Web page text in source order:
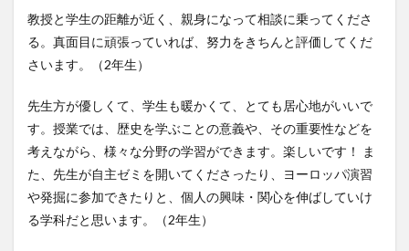
教授と学生の距離が近く、親身になって相談に乗ってくださ
る。真面目に頑張っていれば、努力をきちんと評価してくだ
さいます。（2年生）
先生方が優しくて、学生も暖かくて、とても居心地がいいで
す。授業では、歴史を学ぶことの意義や、その重要性などを
考えながら、様々な分野の学習ができます。楽しいです！ ま
た、先生が自主ゼミを開いてくださったり、ヨーロッパ演習
や発掘に参加できたりと、個人の興味・関心を伸ばしていけ
る学科だと思います。（2年生）